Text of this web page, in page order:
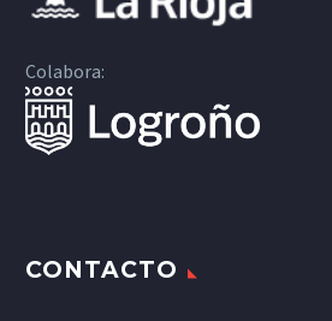
Colabora:
CONTACTO